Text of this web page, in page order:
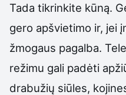
Tada tikrinkite kūną.
gero apšvietimo ir, jei
žmogaus pagalba.
režimu gali padėti
drabužių siūles,